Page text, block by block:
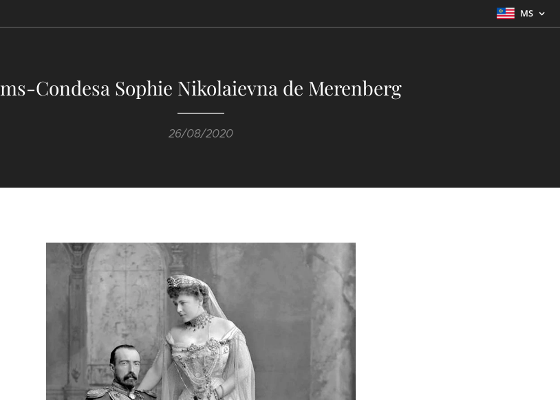
MS
ms-Condesa Sophie Nikolaievna de Merenberg
26/08/2020